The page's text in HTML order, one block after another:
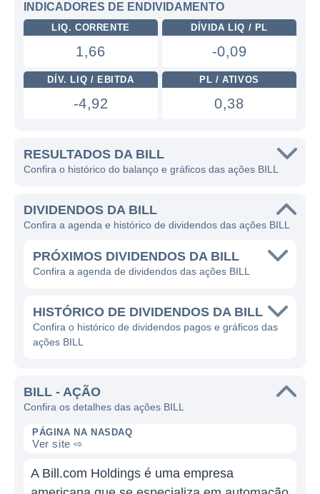
INDICADORES DE ENDIVIDAMENTO
LIQ. CORRENTE
1,66
DÍVIDA LIQ / PL
-0,09
DÍV. LIQ / EBITDA
-4,92
PL / ATIVOS
0,38
RESULTADOS DA BILL
Confira o histórico do balanço e gráficos das ações BILL
DIVIDENDOS DA BILL
Confira a agenda e histórico de dividendos das ações BILL
PRÓXIMOS DIVIDENDOS DA BILL
Confira a agenda de dividendos das ações BILL
HISTÓRICO DE DIVIDENDOS DA BILL
Confira o histórico de dividendos pagos e gráficos das
ações BILL
BILL - AÇÃO
Confira os detalhes das ações BILL
PÁGINA NA NASDAQ
Ver site ⇨
A Bill.com Holdings é uma empresa